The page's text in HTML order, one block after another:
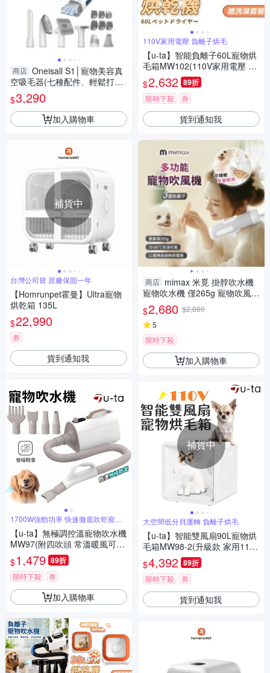
商店 Oneisall S1│寵物美容真
空吸毛器(七種配件、輕鬆打理
貓狗毛髮)
$3,290
加入購物車
補貨中
台灣公司貨 原廠保固一年
【Homrunpet霍曼】Ultra寵物
烘乾箱 135L
$22,990
券
貨到通知我
1700W強勁功率 快速徹底吹乾寵物
【u-ta】無極調控溫寵物吹水機
MW97(附四吹頭 常溫暖風可調
寵物烘乾 寵物吹毛)
$1,479 89折
限時下殺 券
加入購物車
110V家用電壓 負離子烘毛
【u-ta】智能負離子60L寵物烘
毛箱MW102(110V家用電壓 負
離子烘毛 貓 狗 寵物 60公升 )
$2,632 89折
限時下殺 券
貨到通知我
商店 mimax 米覓 掛脖吹水機
寵物吹水機 僅265g 寵物吹風機
3億負離子 寵物烘乾 手持 支架
掛脖 多用
$2,680 $2,880
5
限時下殺
加入購物車
補貨中
大空間低分貝運轉 負離子烘毛
【u-ta】智能雙風扇90L寵物烘
毛箱MW98-2(升級款 家用110V
雙風扇 負離子烘毛 貓 狗 寵物
超大容量 90公升)
$4,392 89折
限時下殺 券
貨到通知我